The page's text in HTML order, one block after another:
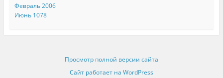
Февраль 2006
Июнь 1078
Просмотр полной версии сайта
Сайт работает на WordPress